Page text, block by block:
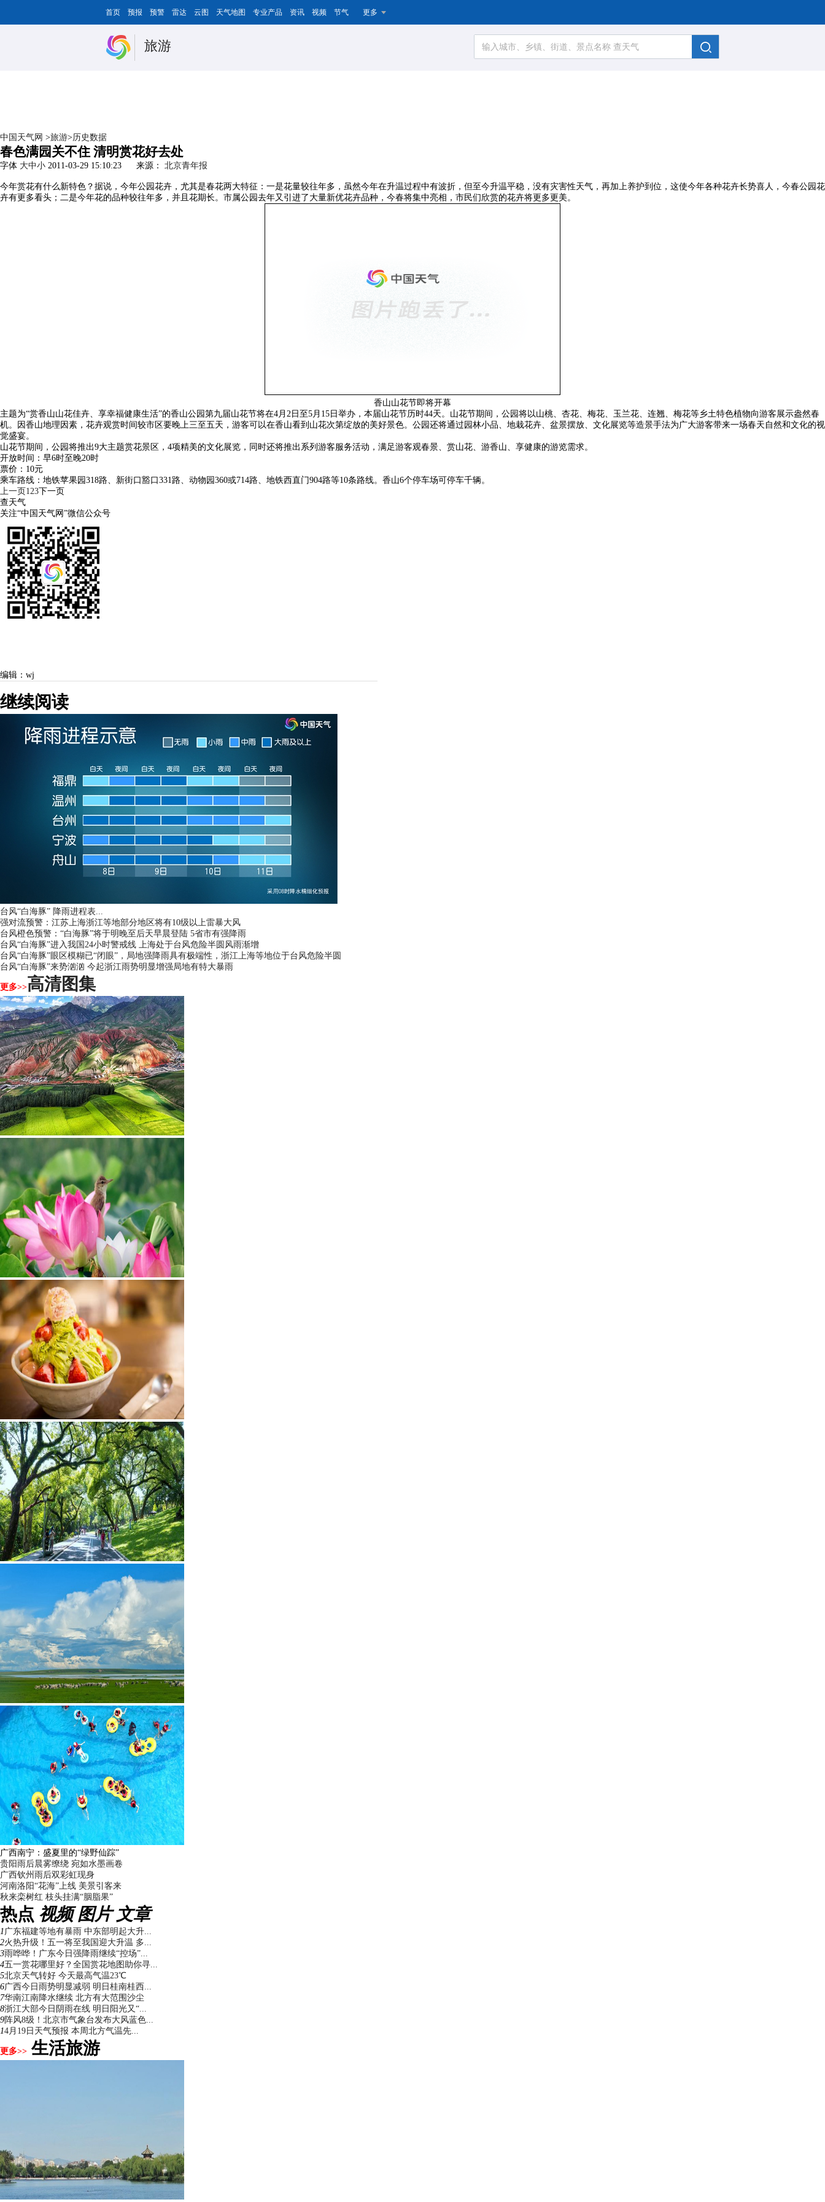
首页 预报 预警 雷达 云图 天气地图 专业产品 资讯 视频 节气 更多
旅游
中国天气网 >旅游>历史数据
春色满园关不住 清明赏花好去处
字体 大中小 2011-03-29 15:10:23 来源： 北京青年报
今年赏花有什么新特色？据说，今年公园花卉，尤其是春花两大特征：一是花量较往年多，虽然今年在升温过程中有波折，但至今升温平稳，没有灾害性天气，再加上养护到位，这使今年各种花卉长势喜人，今春公园花
卉有更多看头；二是今年花的品种较往年多，并且花期长。市属公园去年又引进了大量新优花卉品种，今春将集中亮相，市民们欣赏的花卉将更多更美。
香山山花节即将开幕
主题为“赏香山山花佳卉、享幸福健康生活”的香山公园第九届山花节将在4月2日至5月15日举办，本届山花节历时44天。山花节期间，公园将以山桃、杏花、梅花、玉兰花、连翘、梅花等乡土特色植物向游客展示盎然春
机。因香山地理因素，花卉观赏时间较市区要晚上三至五天，游客可以在香山看到山花次第绽放的美好景色。公园还将通过园林小品、地栽花卉、盆景摆放、文化展览等造景手法为广大游客带来一场春天自然和文化的视
觉盛宴。
山花节期间，公园将推出9大主题赏花景区，4项精美的文化展览，同时还将推出系列游客服务活动，满足游客观春景、赏山花、游香山、享健康的游览需求。
开放时间：早6时至晚20时
票价：10元
乘车路线：地铁苹果园318路、新街口豁口331路、动物园360或714路、地铁西直门904路等10条路线。香山6个停车场可停车千辆。
上一页123下一页
查天气
关注“中国天气网”微信公众号
编辑：wj
继续阅读
台风“白海豚” 降雨进程表...
强对流预警：江苏上海浙江等地部分地区将有10级以上雷暴大风
台风橙色预警：“白海豚”将于明晚至后天早晨登陆 5省市有强降雨
台风“白海豚”进入我国24小时警戒线 上海处于台风危险半圆风雨渐增
台风“白海豚”眼区模糊已“闭眼”，局地强降雨具有极端性，浙江上海等地位于台风危险半圆
台风“白海豚”来势汹汹 今起浙江雨势明显增强局地有特大暴雨
更多>>高清图集
广西南宁：盛夏里的“绿野仙踪”
贵阳雨后晨雾缭绕 宛如水墨画卷
广西钦州雨后双彩虹现身
河南洛阳“花海”上线 美景引客来
秋来栾树红 枝头挂满“胭脂果”
热点 视频 图片 文章
1广东福建等地有暴雨 中东部明起大升...
2火热升级！五一将至我国迎大升温 多...
3雨哗哗！广东今日强降雨继续“控场”...
4五一赏花哪里好？全国赏花地图助你寻...
5北京天气转好 今天最高气温23℃
6广西今日雨势明显减弱 明日桂南桂西...
7华南江南降水继续 北方有大范围沙尘
8浙江大部今日阴雨在线 明日阳光又“...
9阵风8级！北京市气象台发布大风蓝色...
14月19日天气预报 本周北方气温先...
更多>> 生活旅游